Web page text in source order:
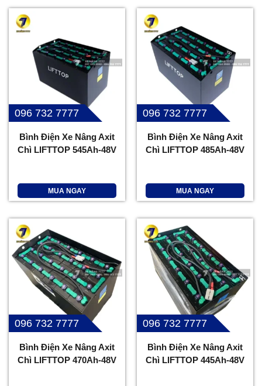
096 732 7777
Bình Điện Xe Nâng Axit
Chì LIFTTOP 545Ah-48V
MUA NGAY
096 732 7777
Bình Điện Xe Nâng Axit
Chì LIFTTOP 485Ah-48V
MUA NGAY
096 732 7777
Bình Điện Xe Nâng Axit
Chì LIFTTOP 470Ah-48V
096 732 7777
Bình Điện Xe Nâng Axit
Chì LIFTTOP 445Ah-48V